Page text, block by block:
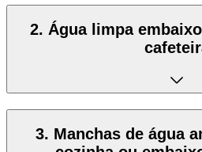
2. Água limpa
3. Manchas de água